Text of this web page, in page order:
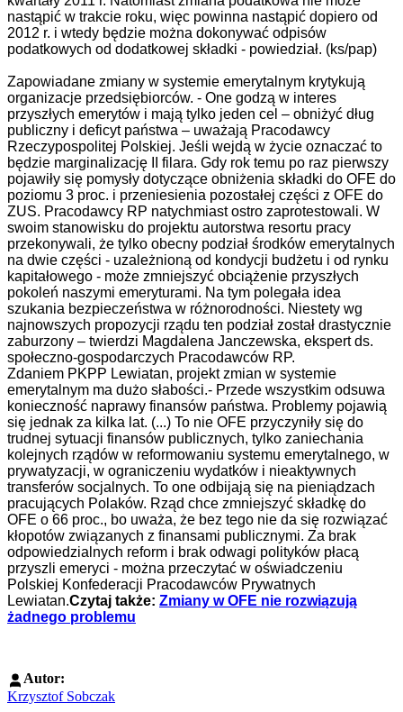
nastąpić w trakcie roku, więc powinna nastąpić dopiero od
2012 r. i wtedy będzie można dokonywać odpisów
podatkowych od dodatkowej składki - powiedział. (ks/pap)
Zapowiadane zmiany w systemie emerytalnym krytykują
organizacje przedsiębiorców. - One godzą w interes
przyszłych emerytów i mają tylko jeden cel – obniżyć dług
publiczny i deficyt państwa – uważają Pracodawcy
Rzeczypospolitej Polskiej. Jeśli wejdą w życie oznaczać to
będzie marginalizację II filara. Gdy rok temu po raz pierwszy
pojawiły się pomysły dotyczące obniżenia składki do OFE do
poziomu 3 proc. i przeniesienia pozostałej części z OFE do
ZUS. Pracodawcy RP natychmiast ostro zaprotestowali. W
swoim stanowisku do projektu autorstwa resortu pracy
przekonywali, że tylko obecny podział środków emerytalnych
na dwie części - uzależnioną od kondycji budżetu i od rynku
kapitałowego - może zmniejszyć obciążenie przyszłych
pokoleń naszymi emeryturami. Na tym polegała idea
szukania bezpieczeństwa w różnorodności. Niestety wg
najnowszych propozycji rządu ten podział został drastycznie
zaburzony – twierdzi Magdalena Janczewska, ekspert ds.
społeczno-gospodarczych Pracodawców RP.
Zdaniem PKPP Lewiatan, projekt zmian w systemie
emerytalnym ma dużo słabości.- Przede wszystkim odsuwa
konieczność naprawy finansów państwa. Problemy pojawią
się jednak za kilka lat. (...) To nie OFE przyczyniły się do
trudnej sytuacji finansów publicznych, tylko zaniechania
kolejnych rządów w reformowaniu systemu emerytalnego, w
prywatyzacji, w ograniczeniu wydatków i nieaktywnych
transferów socjalnych. To one odbijają się na pieniądzach
pracujących Polaków. Rząd chce zmniejszyć składkę do
OFE o 66 proc., bo uważa, że bez tego nie da się rozwiązać
kłopotów związanych z finansami publicznymi. Za brak
odpowiedzialnych reform i brak odwagi polityków płacą
przyszli emeryci - można przeczytać w oświadczeniu
Polskiej Konfederacji Pracodawców Prywatnych
Lewiatan.Czytaj także: Zmiany w OFE nie rozwiązują
żadnego problemu
Autor:
Krzysztof Sobczak